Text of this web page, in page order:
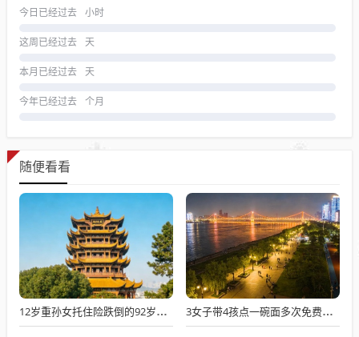
今日已经过去 小时
这周已经过去 天
本月已经过去 天
今年已经过去 个月
随便看看
12岁重孙女托住险跌倒的92岁太爷爷 3女子带4孩点一碗面多次免费续面